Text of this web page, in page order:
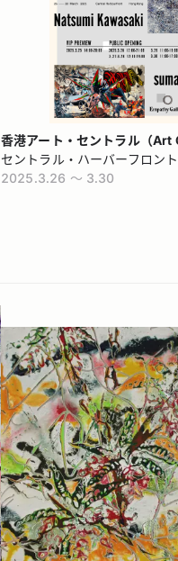
香港アート・セントラル（Art
セントラル・ハーバーフロント
2025.3.26 〜 3.30